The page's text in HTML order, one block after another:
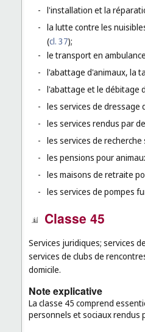
- l'installation et la
- la lutte contre les
(cl. 37);
- le transport en
- l'abattage d'animaux, la
- l'abattage et le débitage
- les services de dressage
- les services rendus par
- les services de
- les pensions pour
- les maisons de retraite
- les services de pompes
Classe 45
Services juridiques; services
services de clubs de
domicile.
Note explicative
La classe 45 comprend
personnels et sociaux rendus